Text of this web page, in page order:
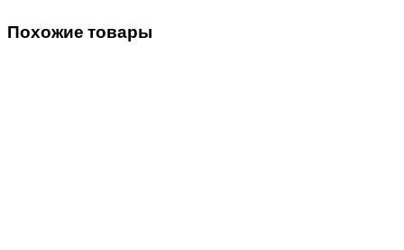
Похожие товары